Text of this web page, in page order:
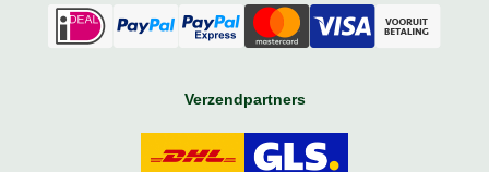
Verzendpartners